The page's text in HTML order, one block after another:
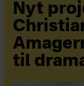
Nyt
til